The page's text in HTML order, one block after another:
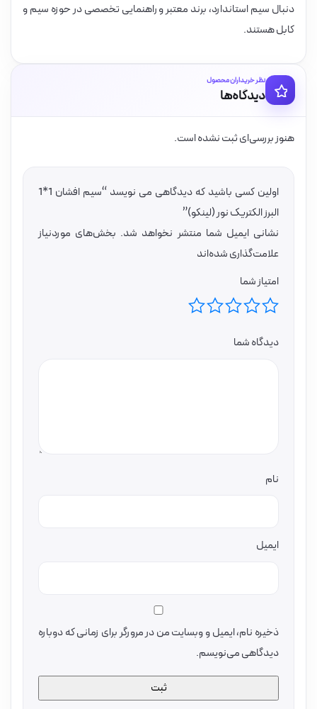
دنبال سیم استاندارد، برند معتبر و راهنمایی تخصصی در حوزه سیم و
کابل هستند.
نظر خریداران محصول
دیدگاه‌ها
هنوز بررسی‌ای ثبت نشده است.
اولین کسی باشید که دیدگاهی می نویسد “سیم افشان 1*1
البرز الکتریک نور (لینکو)”
نشانی ایمیل شما منتشر نخواهد شد. بخش‌های موردنیاز
علامت‌گذاری شده‌اند
امتیاز شما
دیدگاه شما
نام
ایمیل
ذخیره نام، ایمیل و وبسایت من در مرورگر برای زمانی که دوباره
دیدگاهی می‌نویسم.